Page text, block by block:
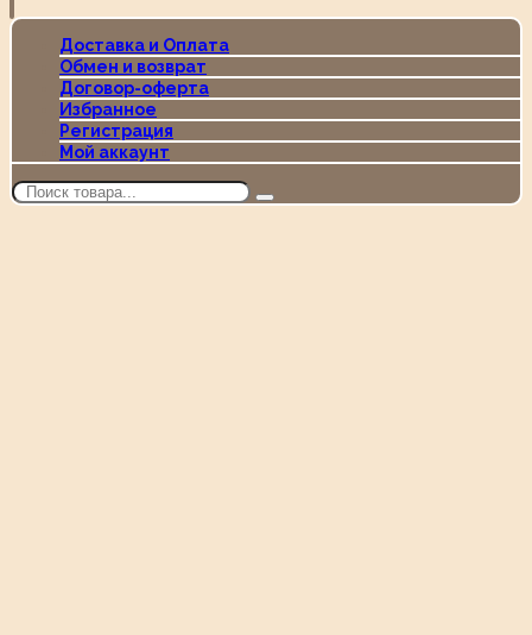
Доставка и Оплата
Обмен и возврат
Договор-оферта
Избранное
Регистрация
Мой аккаунт